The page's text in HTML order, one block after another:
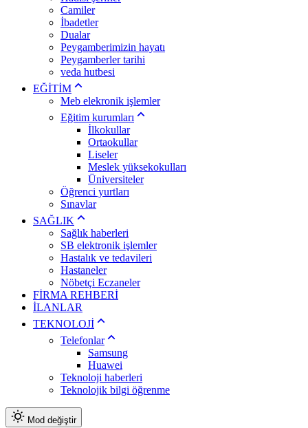
Camiler
İbadetler
Dualar
Peygamberimizin hayatı
Peygamberler tarihi
veda hutbesi
EĞİTİM
Meb elekronik işlemler
Eğitim kurumları
İlkokullar
Ortaokullar
Liseler
Meslek yüksekokulları
Üniversiteler
Öğrenci yurtları
Sınavlar
SAĞLIK
Sağlık haberleri
SB elektronik işlemler
Hastalık ve tedavileri
Hastaneler
Nöbetçi Eczaneler
FİRMA REHBERİ
İLANLAR
TEKNOLOJİ
Telefonlar
Samsung
Huawei
Teknoloji haberleri
Teknolojik bilgi öğrenme
Mod değiştir